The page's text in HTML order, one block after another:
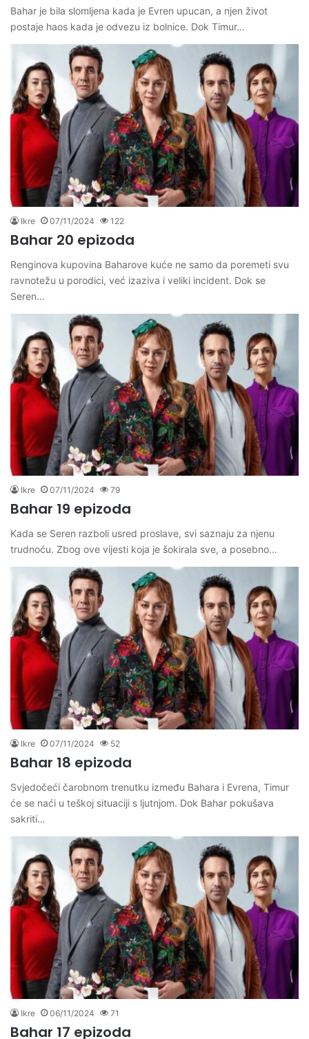
Bahar je bila slomljena kada je Evren upucan, a njen život
postaje haos kada je odvezu iz bolnice. Dok Timur…
Ikre 07/11/2024 122
Bahar 20 epizoda
Renginova kupovina Baharove kuće ne samo da poremeti svu
ravnotežu u porodici, već izaziva i veliki incident. Dok se
Seren…
Ikre 07/11/2024 79
Bahar 19 epizoda
Kada se Seren razboli usred proslave, svi saznaju za njenu
trudnoću. Zbog ove vijesti koja je šokirala sve, a posebno…
Ikre 07/11/2024 52
Bahar 18 epizoda
Svjedočeći čarobnom trenutku između Bahara i Evrena, Timur
će se naći u teškoj situaciji s ljutnjom. Dok Bahar pokušava
sakriti…
Ikre 06/11/2024 71
Bahar 17 epizoda